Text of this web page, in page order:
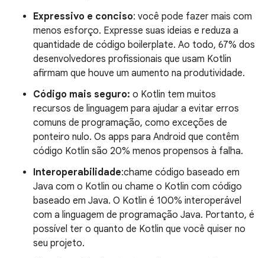
Expressivo e conciso: você pode fazer mais com
menos esforço. Expresse suas ideias e reduza a
quantidade de código boilerplate. Ao todo, 67% dos
desenvolvedores profissionais que usam Kotlin
afirmam que houve um aumento na produtividade.
Código mais seguro: o Kotlin tem muitos
recursos de linguagem para ajudar a evitar erros
comuns de programação, como exceções de
ponteiro nulo. Os apps para Android que contêm
código Kotlin são 20% menos propensos à falha.
Interoperabilidade:chame código baseado em
Java com o Kotlin ou chame o Kotlin com código
baseado em Java. O Kotlin é 100% interoperável
com a linguagem de programação Java. Portanto, é
possível ter o quanto de Kotlin que você quiser no
seu projeto.